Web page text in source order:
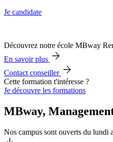
Je candidate
Découvrez notre école MBway
En savoir plus
Contact conseiller
Cette formation t'intéresse ?
Je découvre les formations
MBway,
Nos campus sont ouverts du lundi